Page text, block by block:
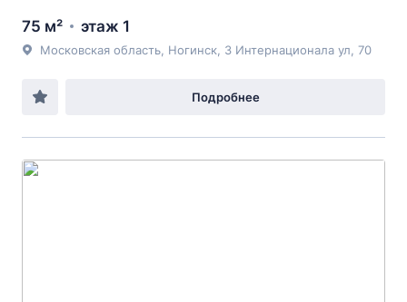
75 м² этаж 1
Московская область, Ногинск, 3 Интернационала ул, 70
Подробнее